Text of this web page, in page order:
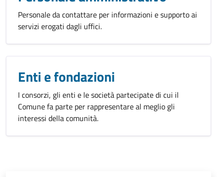
Personale da contattare per informazioni e supporto ai
servizi erogati dagli uffici.
Enti e fondazioni
I consorzi, gli enti e le società partecipate di cui il
Comune fa parte per rappresentare al meglio gli
interessi della comunità.